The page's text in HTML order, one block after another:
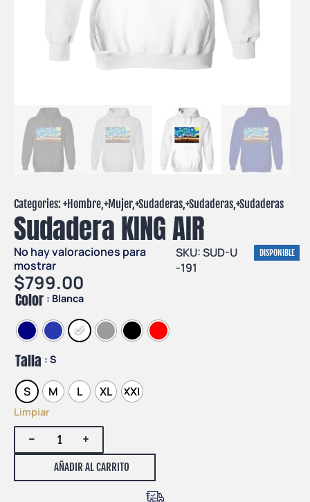
Categories: +Hombre,+Mujer,+Sudaderas,+Sudaderas,+Sudaderas
Sudadera KING AIR
No hay valoraciones para
mostrar
SKU: SUD-U
-191
DISPONIBLE
$799.00
Color : Blanca
Talla : S
S M L XL XXL
Limpiar
- +
AÑADIR AL CARRITO